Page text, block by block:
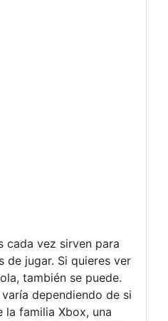
cada vez sirven para
de jugar. Si quieres ver
también se puede.
dependiendo de si
la familia Xbox, una